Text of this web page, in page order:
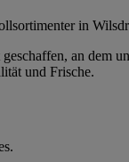
in
an dem
und Frische.